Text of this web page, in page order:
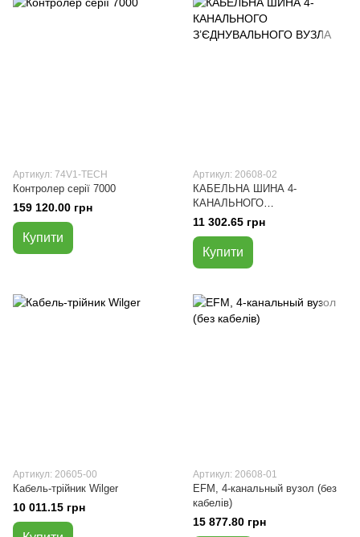
Артикул: 74V1-TECH
Контролер серії 7000
159 120.00 грн
Купити
Артикул: 20608-02
КАБЕЛЬНА ШИНА 4-
КАНАЛЬНОГО
З’ЄДНУВАЛЬНОГО ВУЗЛА
11 302.65 грн
Купити
Артикул: 20605-00
Кабель-трійник Wilger
10 011.15 грн
Артикул: 20608-01
EFM, 4-канальный вузол (без
кабелів)
15 877.80 грн